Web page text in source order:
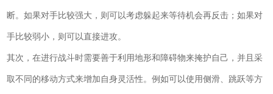
断。如果对手比较强大，则可以考虑躲起来等待机会再反击；如果对
手比较弱小，则可以直接进攻。
其次，在进行战斗时需要善于利用地形和障碍物来掩护自己，并且采
取不同的移动方式来增加自身灵活性。例如可以使用侧滑、跳跃等方